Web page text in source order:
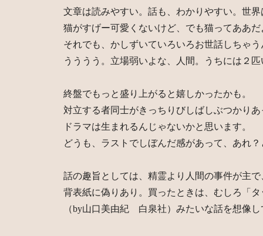
文章は読みやすい。話も、わかりやすい。世界
猫がすげー可愛くないけど、でも猫ってああだ
それでも、かしずいていろいろお世話しちゃ
うううう。立場弱いよな、人間。うちには２
終盤でもっと盛り上がると嬉しかったかも。
対立する者同士がきっちりびしばしぶつかりあ
ドラマは生まれるんじゃないかと思います。
どうも、ラストでしぼんだ感があって、あれ
話の趣旨としては、精霊より人間の事件が主
背表紙に偽りあり。買ったときは、むしろ「
（by山口美由紀 白泉社）みたいな話を想像し